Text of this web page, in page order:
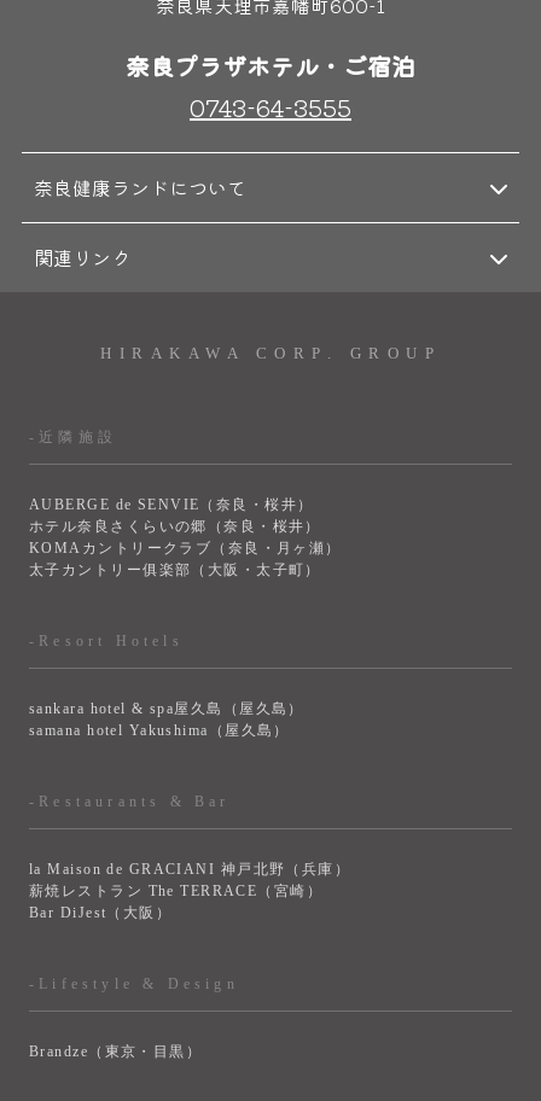
奈良プラザホテル・ご宿泊
0743-64-3555
奈良健康ランドについて
関連リンク
HIRAKAWA CORP. GROUP
-近隣施設
AUBERGE de SENVIE（奈良・桜井）
ホテル奈良さくらいの郷（奈良・桜井）
KOMAカントリークラブ（奈良・月ヶ瀬）
太子カントリー俱楽部（大阪・太子町）
-Resort Hotels
sankara hotel & spa屋久島（屋久島）
samana hotel Yakushima（屋久島）
-Restaurants & Bar
la Maison de GRACIANI 神戸北野（兵庫）
薪焼レストラン The TERRACE（宮崎）
Bar DiJest（大阪）
-Lifestyle & Design
Brandze（東京・目黒）